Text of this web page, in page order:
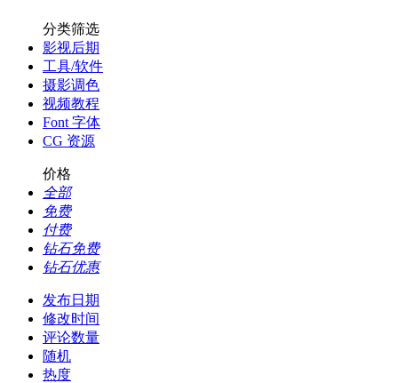
分类筛选
影视后期
工具/软件
摄影调色
视频教程
Font 字体
CG 资源
价格
全部
免费
付费
钻石免费
钻石优惠
发布日期
修改时间
评论数量
随机
热度